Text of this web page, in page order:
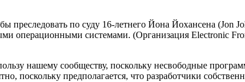
по суду 16-летнего Йона Йохансена (Jon
операционными системами. (Организация Electronic
нашему сообществу, поскольку несвободные
поскольку предполагается, что разработчики